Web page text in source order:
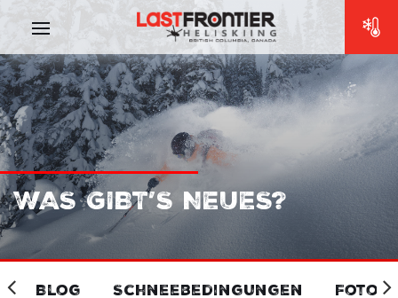
WAS GIBT’S NEUES?
Blog Schneebedingungen Fotos